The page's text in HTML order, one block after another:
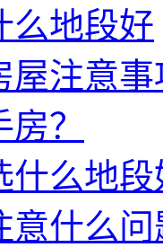
么地段好
屋注意事
？
什么地段
意什么问